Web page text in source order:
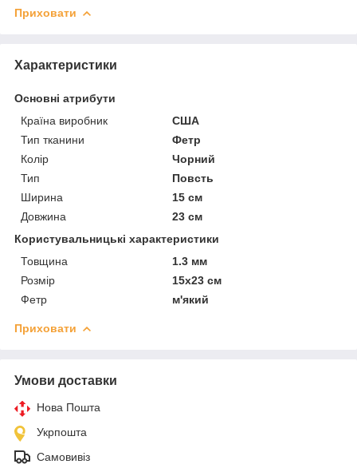
Приховати
Характеристики
Основні атрибути
Країна виробник
США
Тип тканини
Фетр
Колір
Чорний
Тип
Повсть
Ширина
15 см
Довжина
23 см
Користувальницькі характеристики
Товщина
1.3 мм
Розмір
15х23 см
Фетр
м'який
Приховати
Умови доставки
Нова Пошта
Укрпошта
Самовивіз